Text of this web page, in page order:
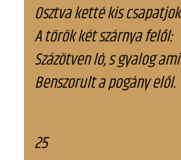
Osztva ketté kis csapatjok
A török két szárnya felől:
Százötven ló, s gyalog ami
Benszorult a pogány elől.
25